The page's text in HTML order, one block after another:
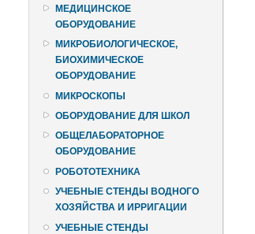
МЕДИЦИНСКОЕ
ОБОРУДОВАНИЕ
МИКРОБИОЛОГИЧЕСКОЕ,
БИОХИМИЧЕСКОЕ
ОБОРУДОВАНИЕ
МИКРОСКОПЫ
ОБОРУДОВАНИЕ ДЛЯ ШКОЛ
ОБЩЕЛАБОРАТОРНОЕ
ОБОРУДОВАНИЕ
РОБОТОТЕХНИКА
УЧЕБНЫЕ СТЕНДЫ ВОДНОГО
ХОЗЯЙСТВА И ИРРИГАЦИИ
УЧЕБНЫЕ СТЕНДЫ